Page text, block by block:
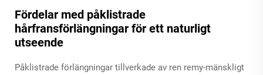
Fördelar med påklistrade
hårfransförlängningar för ett naturligt
utseende
Påklistrade förlängningar tillverkade av ren remy-mänskligt